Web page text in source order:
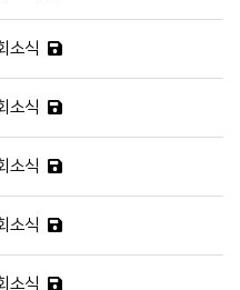
소식
소식
소식
소식
소식